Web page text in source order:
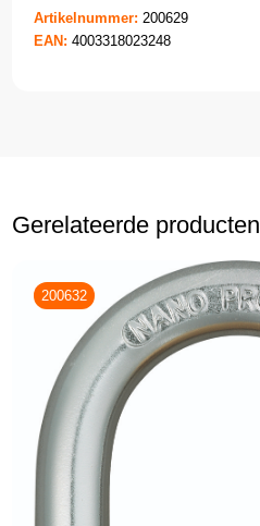
Artikelnummer: 200629
EAN: 4003318023248
Gerelateerde producten
200632